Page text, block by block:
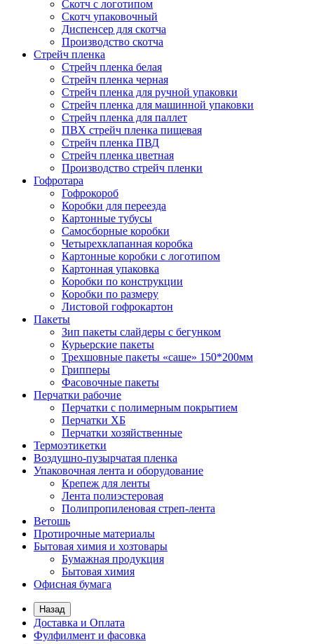
Скотч с логотипом
Скотч упаковочный
Диспенсер для скотча
Производство скотча
Стрейч пленка
Стрейч пленка белая
Стрейч пленка черная
Стрейч пленка для ручной упаковки
Стрейч пленка для машинной упаковки
Стрейч пленка для паллет
ПВХ стрейч пленка пищевая
Cтрейч пленка ПВД
Стрейч пленка цветная
Производство стрейч пленки
Гофротара
Гофрокороб
Коробки для переезда
Картонные тубусы
Самосборные коробки
Четырехклапанная коробка
Картонные коробки с логотипом
Картонная упаковка
Коробки по конструкции
Коробки по размеру
Листовой гофрокартон
Пакеты
Зип пакеты слайдеры с бегунком
Курьерские пакеты
Трехшовные пакеты «саше» 150*200мм
Грипперы
Фасовочные пакеты
Перчатки рабочие
Перчатки с полимерным покрытием
Перчатки ХБ
Перчатки хозяйственные
Термоэтикетки
Воздушно-пузырчатая пленка
Упаковочная лента и оборудование
Крепеж для ленты
Лента полиэстеровая
Полипропиленовая стреп-лента
Ветошь
Протирочные материалы
Бытовая химия и хозтовары
Бумажная продукция
Бытовая химия
Офисная бумага
Назад
Доставка и Оплата
Фулфилмент и фасовка